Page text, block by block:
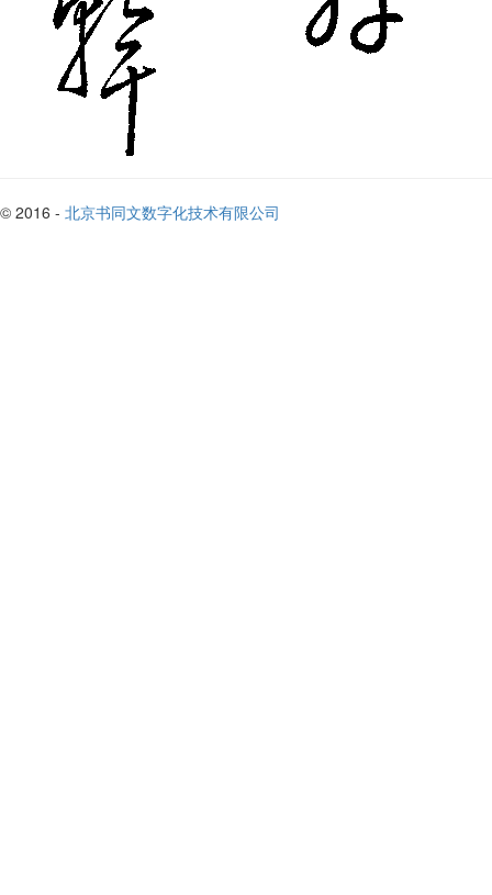
© 2016 - 北京书同文数字化技术有限公司